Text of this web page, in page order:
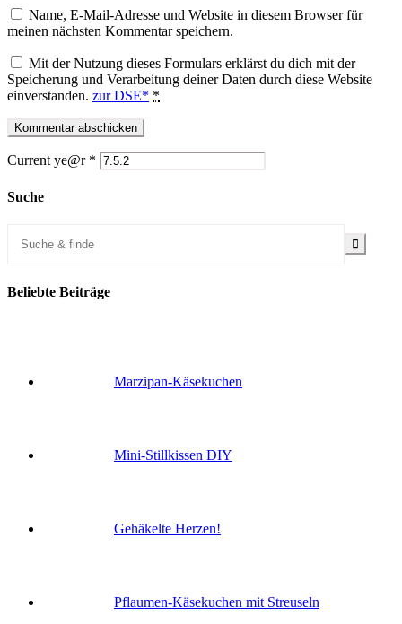
Name, E-Mail-Adresse und Website in diesem Browser für
meinen nächsten Kommentar speichern.
Mit der Nutzung dieses Formulars erklärst du dich mit der
Speicherung und Verarbeitung deiner Daten durch diese Website
einverstanden. zur DSE* *
Current ye@r *
Suche
Beliebte Beiträge
Marzipan-Käsekuchen
Mini-Stillkissen DIY
Gehäkelte Herzen!
Pflaumen-Käsekuchen mit Streuseln